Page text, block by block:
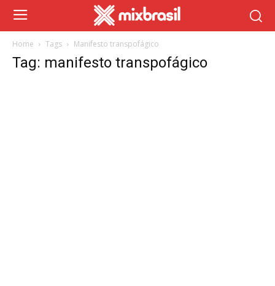
Home Tags Manifesto transpofágico
Tag: manifesto transpofágico